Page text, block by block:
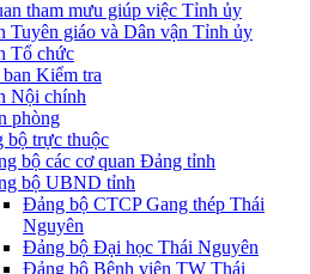
tham mưu giúp việc Tỉnh ủy
Tuyên giáo và Dân vận Tỉnh ủy
Tổ chức
Kiểm tra
Nội chính
phòng
bộ trực thuộc
bộ các cơ quan Đảng tỉnh
bộ UBND tỉnh
Đảng bộ CTCP Gang thép Thái
Nguyên
Đảng bộ Đại học Thái Nguyên
Đảng bộ Bệnh viện TW Thái